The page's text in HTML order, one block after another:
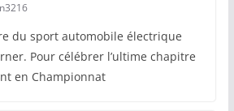
du sport automobile électrique
Pour célébrer l’ultime chapitre
en Championnat